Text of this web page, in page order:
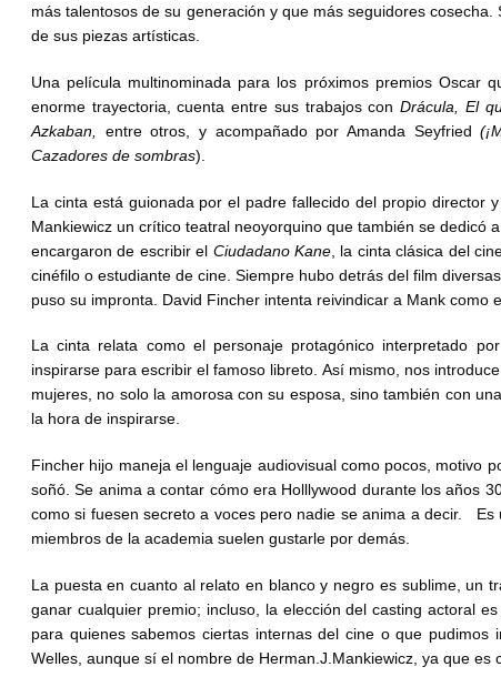
más talentosos de su generación y que más seguidores
de sus piezas artísticas.
Una película multinominada para los próximos premios Oscar
enorme trayectoria, cuenta entre sus trabajos conDrácula, El
Azkaban,
entre otros, y acompañado por Amanda Seyfried
Cazadores de sombras).
La cinta está guionada por el padre fallecido del propio director
Mankiewicz un crítico teatral neoyorquino que también se dedicó
encargaron de escribir el Ciudadano Kane , la cinta clásica del
cinéfilo o estudiante de cine. Siempre hubo detrás del film
puso su impronta. David Fincher intenta reivindicar a Mank como
La cinta relata como el personaje protagónico interpretado
inspirarse para escribir el famoso libreto. Así mismo, nos
mujeres, no solo la amorosa con su esposa, sino también con
la hora de inspirarse.
Fincher hijo maneja el lenguaje audiovisual como pocos, motivo
soñó. Se anima a contar cómo era Holllywood durante los años
como si fuesen secreto a voces pero nadie se anima a decir.
miembros de la academia suelen gustarle por demás.
La puesta en cuanto al relato en blanco y negro es sublime, un
ganar cualquier premio; incluso, la elección del casting actoral
para quienes sabemos ciertas internas del cine o que
Welles, aunque sí el nombre de Herman.J.Mankiewicz, ya que es